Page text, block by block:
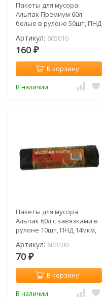
Пакеты для мусора
Альпак Премиум 60л
белые в рулоне 50шт, ПНД
605010
Артикул: 605010
160 ₽
В корзину
В наличии
Пакеты для мусора
Альпак 60л с завязками в
рулоне 10шт, ПНД 14мкм,
Артикул: 600100
70 ₽
В корзину
В наличии